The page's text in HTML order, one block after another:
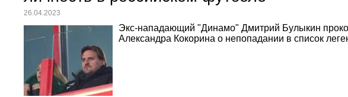
26.04.2023
Экс-нападающий "Динамо" Дмитрий Булыкин
Александра Кокорина о непопадании в список